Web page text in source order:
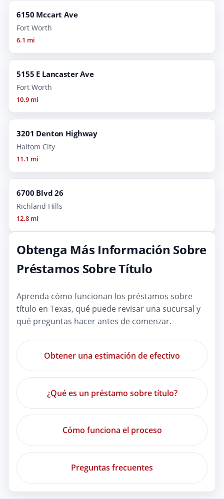
6150 Mccart Ave
Fort Worth
6.1 mi
5155 E Lancaster Ave
Fort Worth
10.9 mi
3201 Denton Highway
Haltom City
11.1 mi
6700 Blvd 26
Richland Hills
12.8 mi
Obtenga Más Información Sobre
Préstamos Sobre Título
Aprenda cómo funcionan los préstamos sobre
título en Texas, qué puede revisar una sucursal y
qué preguntas hacer antes de comenzar.
Obtener una estimación de efectivo
¿Qué es un préstamo sobre título?
Cómo funciona el proceso
Preguntas frecuentes